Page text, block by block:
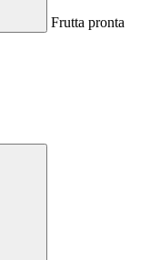
Frutta pronta